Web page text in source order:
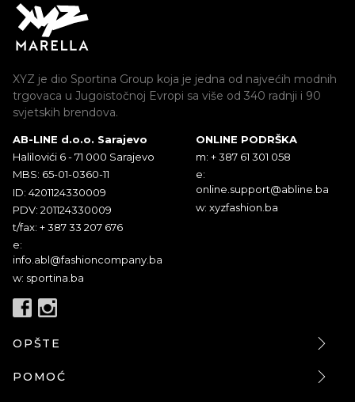
XYZ je dio Sportina Group koja je jedna od najvećih modnih
trgovaca u Jugoistočnoj Evropi sa više od 340 radnji i 90
svjetskih brendova.
AB-LINE d.o.o. Sarajevo
Halilovići 6 - 71 000 Sarajevo
MBS: 65-01-0360-11
ID: 4201124330009
PDV: 201124330009
t/fax: + 387 33 207 676
e:
info.abl@fashioncompany.ba
w: sportina.ba
ONLINE PODRŠKA
m: + 387 61 301 058
e:
online.support@abline.ba
w: xyzfashion.ba
OPŠTE
POMOĆ